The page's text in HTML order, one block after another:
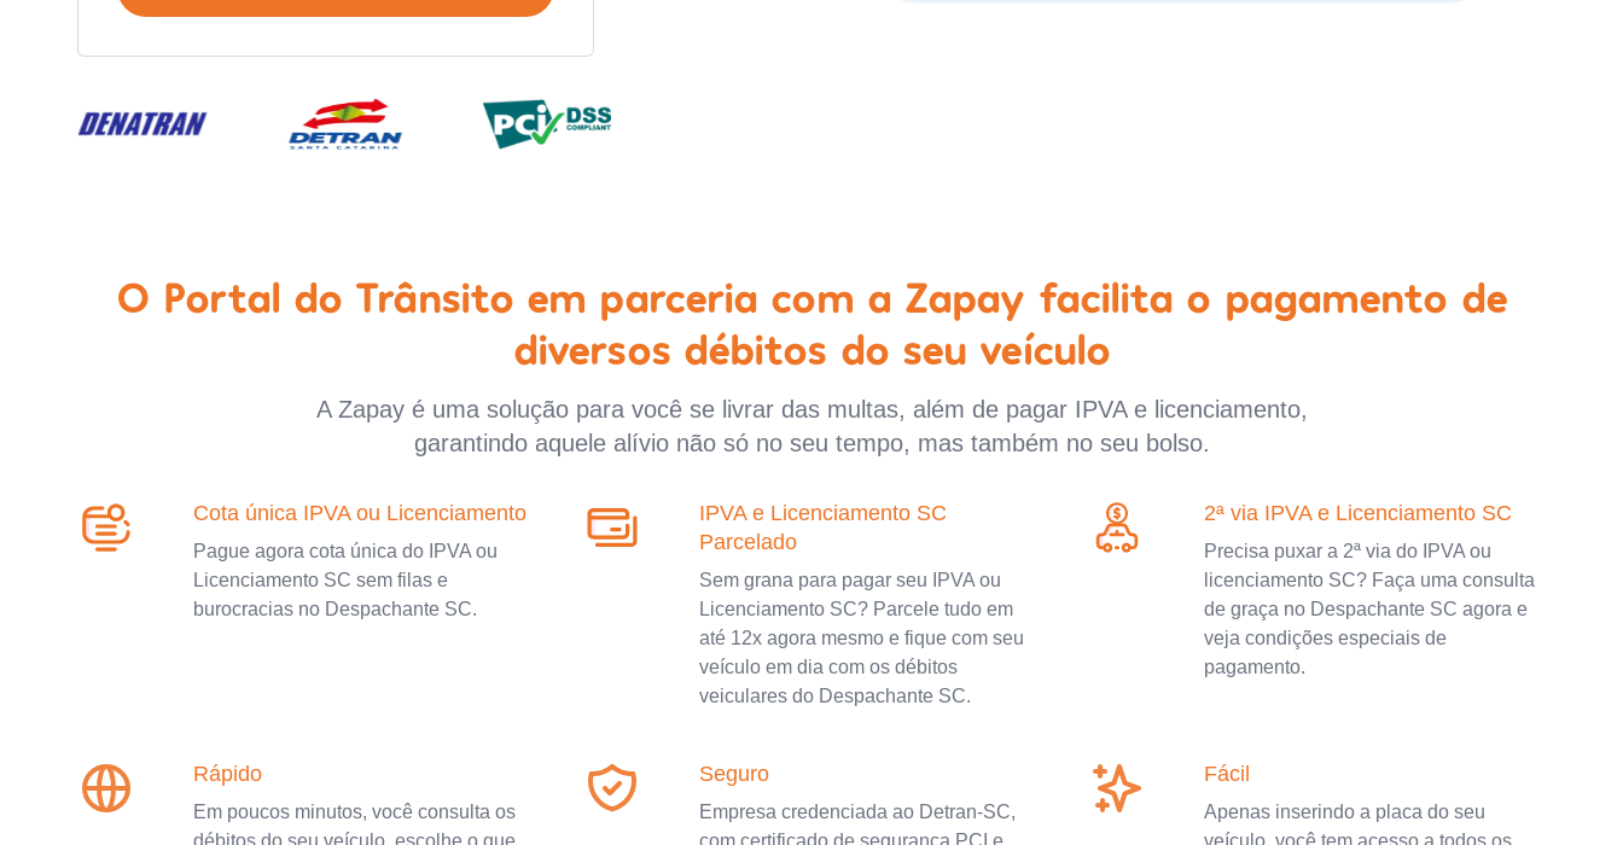
O Portal do Trânsito em parceria com a Zapay facilita o pagamento de
diversos débitos do seu veículo
A Zapay é uma solução para você se livrar das multas, além de pagar IPVA e licenciamento,
garantindo aquele alívio não só no seu tempo, mas também no seu bolso.
Cota única IPVA ou Licenciamento
Pague agora cota única do IPVA ou
Licenciamento SC sem filas e
burocracias no Despachante SC.
IPVA e Licenciamento SC
Parcelado
Sem grana para pagar seu IPVA ou
Licenciamento SC? Parcele tudo em
até 12x agora mesmo e fique com seu
veículo em dia com os débitos
veiculares do Despachante SC.
2ª via IPVA e Licenciamento SC
Precisa puxar a 2ª via do IPVA ou
licenciamento SC? Faça uma consulta
de graça no Despachante SC agora e
veja condições especiais de
pagamento.
Rápido
Em poucos minutos, você consulta os
débitos do seu veículo, escolhe o que
Seguro
Empresa credenciada ao Detran-SC,
com certificado de segurança PCI e
Fácil
Apenas inserindo a placa do seu
veículo, você tem acesso a todos os